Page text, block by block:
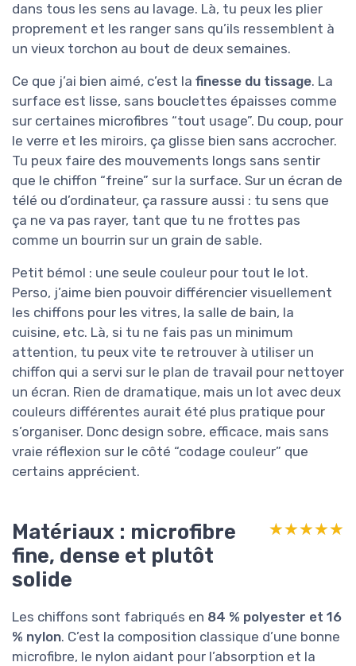
dans tous les sens au lavage. Là, tu peux les plier
proprement et les ranger sans qu’ils ressemblent à
un vieux torchon au bout de deux semaines.
Ce que j’ai bien aimé, c’est la finesse du tissage. La
surface est lisse, sans bouclettes épaisses comme
sur certaines microfibres “tout usage”. Du coup, pour
le verre et les miroirs, ça glisse bien sans accrocher.
Tu peux faire des mouvements longs sans sentir
que le chiffon “freine” sur la surface. Sur un écran de
télé ou d’ordinateur, ça rassure aussi : tu sens que
ça ne va pas rayer, tant que tu ne frottes pas
comme un bourrin sur un grain de sable.
Petit bémol : une seule couleur pour tout le lot.
Perso, j’aime bien pouvoir différencier visuellement
les chiffons pour les vitres, la salle de bain, la
cuisine, etc. Là, si tu ne fais pas un minimum
attention, tu peux vite te retrouver à utiliser un
chiffon qui a servi sur le plan de travail pour nettoyer
un écran. Rien de dramatique, mais un lot avec deux
couleurs différentes aurait été plus pratique pour
s’organiser. Donc design sobre, efficace, mais sans
vraie réflexion sur le côté “codage couleur” que
certains apprécient.
Matériaux : microfibre
fine, dense et plutôt
solide
★★★★★
★★★★★
Les chiffons sont fabriqués en 84 % polyester et 16
% nylon. C’est la composition classique d’une bonne
microfibre, le nylon aidant pour l’absorption et la